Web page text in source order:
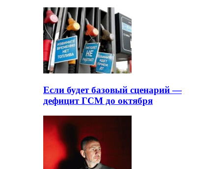
Если будет базовый сценарий —
дефицит ГСМ до октября